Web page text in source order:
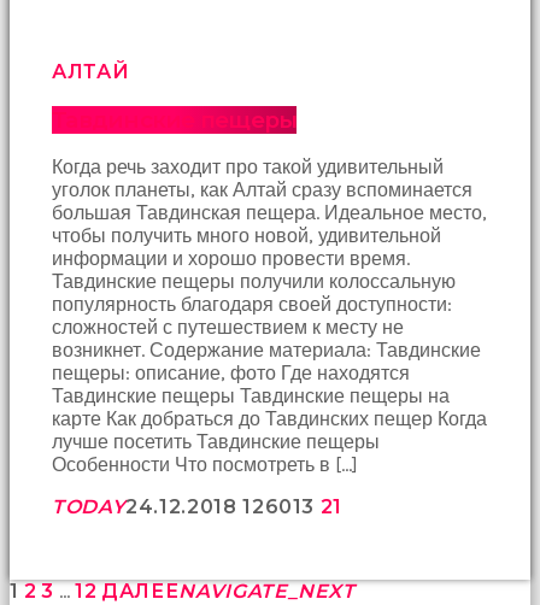
АЛТАЙ
Тавдинские пещеры
Когда речь заходит про такой удивительный
уголок планеты, как Алтай сразу вспоминается
большая Тавдинская пещера. Идеальное место,
чтобы получить много новой, удивительной
информации и хорошо провести время.
Тавдинские пещеры получили колоссальную
популярность благодаря своей доступности:
сложностей с путешествием к месту не
возникнет. Содержание материала: Тавдинские
пещеры: описание, фото Где находятся
Тавдинские пещеры Тавдинские пещеры на
карте Как добраться до Тавдинских пещер Когда
лучше посетить Тавдинские пещеры
Особенности Что посмотреть в […]
TODAY24.12.2018 126013 21
1 2 3 … 12 ДАЛЕЕNAVIGATE_NEXT